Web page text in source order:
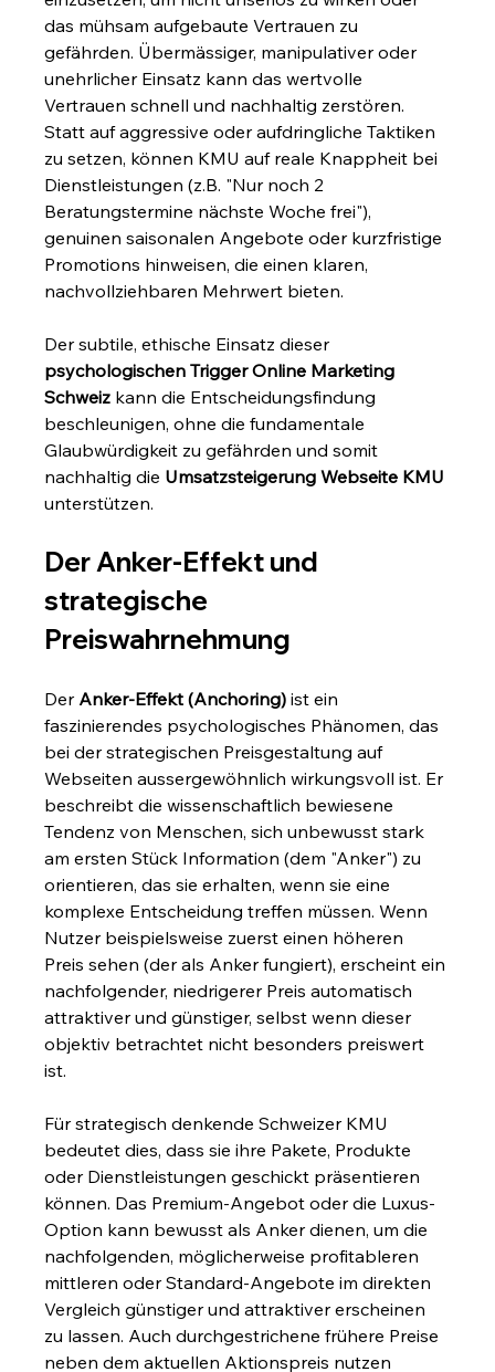
das mühsam aufgebaute Vertrauen zu
gefährden. Übermässiger, manipulativer oder
unehrlicher Einsatz kann das wertvolle
Vertrauen schnell und nachhaltig zerstören.
Statt auf aggressive oder aufdringliche Taktiken
zu setzen, können KMU auf reale Knappheit bei
Dienstleistungen (z.B. "Nur noch 2
Beratungstermine nächste Woche frei"),
genuinen saisonalen Angebote oder kurzfristige
Promotions hinweisen, die einen klaren,
nachvollziehbaren Mehrwert bieten.
Der subtile, ethische Einsatz dieser
psychologischen Trigger Online Marketing
Schweiz kann die Entscheidungsfindung
beschleunigen, ohne die fundamentale
Glaubwürdigkeit zu gefährden und somit
nachhaltig die Umsatzsteigerung Webseite KMU
unterstützen.
Der Anker-Effekt und
strategische
Preiswahrnehmung
Der Anker-Effekt (Anchoring) ist ein
faszinierendes psychologisches Phänomen, das
bei der strategischen Preisgestaltung auf
Webseiten aussergewöhnlich wirkungsvoll ist. Er
beschreibt die wissenschaftlich bewiesene
Tendenz von Menschen, sich unbewusst stark
am ersten Stück Information (dem "Anker") zu
orientieren, das sie erhalten, wenn sie eine
komplexe Entscheidung treffen müssen. Wenn
Nutzer beispielsweise zuerst einen höheren
Preis sehen (der als Anker fungiert), erscheint ein
nachfolgender, niedrigerer Preis automatisch
attraktiver und günstiger, selbst wenn dieser
objektiv betrachtet nicht besonders preiswert
ist.
Für strategisch denkende Schweizer KMU
bedeutet dies, dass sie ihre Pakete, Produkte
oder Dienstleistungen geschickt präsentieren
können. Das Premium-Angebot oder die Luxus-
Option kann bewusst als Anker dienen, um die
nachfolgenden, möglicherweise profitableren
mittleren oder Standard-Angebote im direkten
Vergleich günstiger und attraktiver erscheinen
zu lassen. Auch durchgestrichene frühere Preise
neben dem aktuellen Aktionspreis nutzen